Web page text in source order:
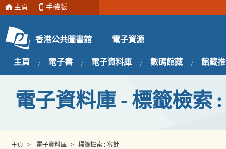
主頁 手機版
香港公共圖書館 電子資源
主頁 電子書 電子資料庫 數碼館藏 館藏
電子資料庫 - 標籤檢索 :
主頁 > 電子資料庫 > 標籤檢索 : 審計